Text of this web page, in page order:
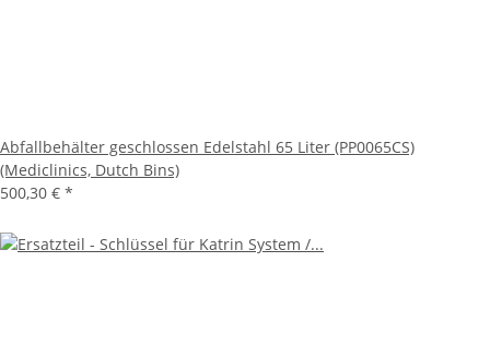
Abfallbehälter geschlossen Edelstahl 65 Liter (PP0065CS)
(Mediclinics, Dutch Bins)
500,30 € *